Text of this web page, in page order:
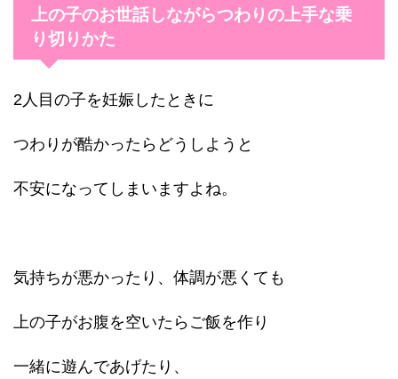
上の子のお世話しながらつわりの上手な乗
り切りかた
2人目の子を妊娠したときに
つわりが酷かったらどうしようと
不安になってしまいますよね。
気持ちが悪かったり、体調が悪くても
上の子がお腹を空いたらご飯を作り
一緒に遊んであげたり、